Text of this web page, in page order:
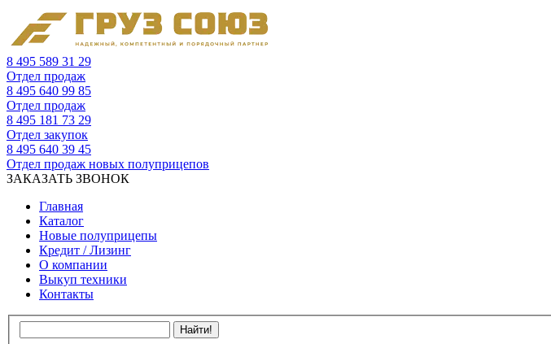
8 495 589 31 29
Отдел продаж
8 495 640 99 85
Отдел продаж
8 495 181 73 29
Отдел закупок
8 495 640 39 45
Отдел продаж новых полуприцепов
ЗАКАЗАТЬ ЗВОНОК
Главная
Каталог
Новые полуприцепы
Кредит / Лизинг
О компании
Выкуп техники
Контакты